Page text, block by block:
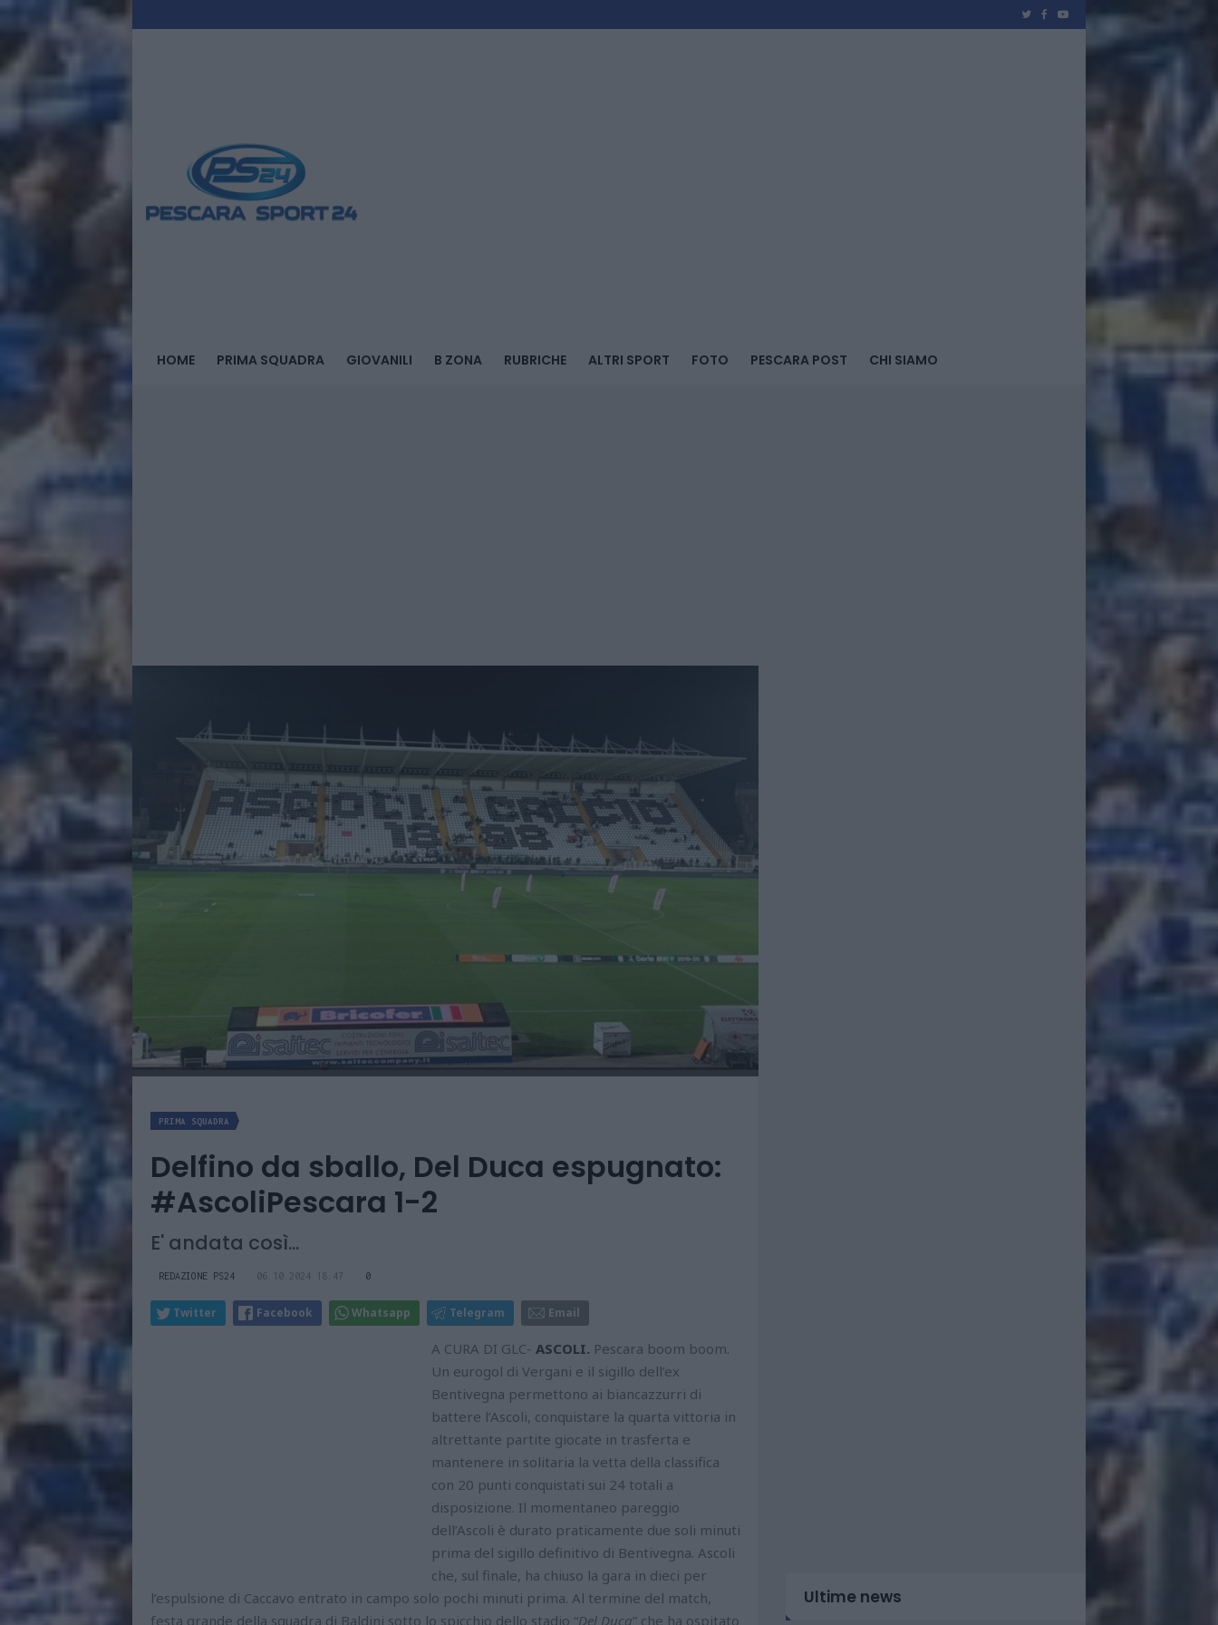
HOME PRIMA SQUADRA GIOVANILI B ZONA RUBRICHE ALTRI SPORT FOTO PESCARA POST CHI SIAMO
PRIMA SQUADRA
Delfino da sballo, Del Duca espugnato:
#AscoliPescara 1-2
E' andata così...
REDAZIONE PS24 06.10.2024 18:47 0
Twitter Facebook Whatsapp Telegram Email
A CURA DI GLC- ASCOLI. Pescara boom boom.
Un eurogol di Vergani e il sigillo dell’ex
Bentivegna permettono ai biancazzurri di
battere l’Ascoli, conquistare la quarta vittoria in
altrettante partite giocate in trasferta e
mantenere in solitaria la vetta della classifica
con 20 punti conquistati sui 24 totali a
disposizione. Il momentaneo pareggio
dell’Ascoli è durato praticamente due soli minuti
prima del sigillo definitivo di Bentivegna. Ascoli
che, sul finale, ha chiuso la gara in dieci per
l’espulsione di Caccavo entrato in campo solo pochi minuti prima. Al termine del match,
festa grande della squadra di Baldini sotto lo spicchio dello stadio “Del Duca” che ha ospitato
Ultime news